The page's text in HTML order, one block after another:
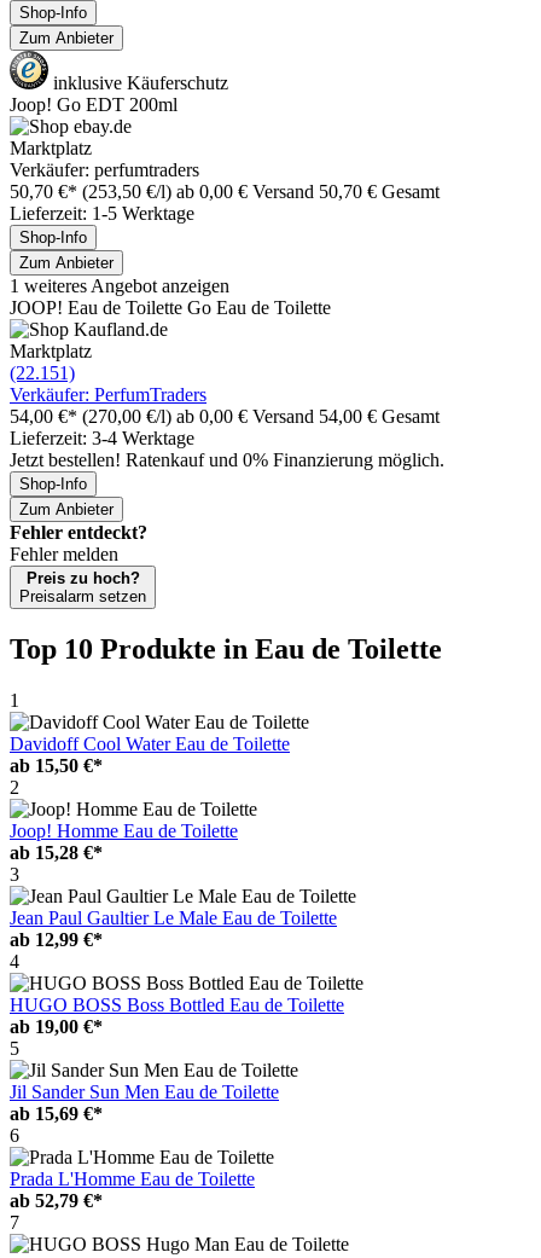
Shop-Info
Zum Anbieter
inklusive Käuferschutz
Joop! Go EDT 200ml
Marktplatz
Verkäufer: perfumtraders
50,70 €* (253,50 €/l) ab 0,00 € Versand 50,70 € Gesamt
Lieferzeit: 1-5 Werktage
Shop-Info
Zum Anbieter
1 weiteres Angebot anzeigen
JOOP! Eau de Toilette Go Eau de Toilette
Marktplatz
(22.151)
Verkäufer: PerfumTraders
54,00 €* (270,00 €/l) ab 0,00 € Versand 54,00 € Gesamt
Lieferzeit: 3-4 Werktage
Jetzt bestellen! Ratenkauf und 0% Finanzierung möglich.
Shop-Info
Zum Anbieter
Fehler entdeckt?
Fehler melden
Preis zu hoch?
Preisalarm setzen
Top 10 Produkte in Eau de Toilette
1
Davidoff Cool Water Eau de Toilette
ab 15,50 €*
2
Joop! Homme Eau de Toilette
ab 15,28 €*
3
Jean Paul Gaultier Le Male Eau de Toilette
ab 12,99 €*
4
HUGO BOSS Boss Bottled Eau de Toilette
ab 19,00 €*
5
Jil Sander Sun Men Eau de Toilette
ab 15,69 €*
6
Prada L'Homme Eau de Toilette
ab 52,79 €*
7